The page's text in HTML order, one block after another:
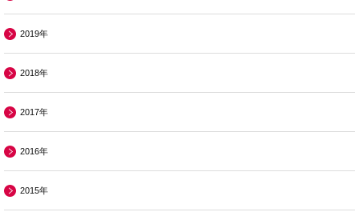
2019年
2018年
2017年
2016年
2015年